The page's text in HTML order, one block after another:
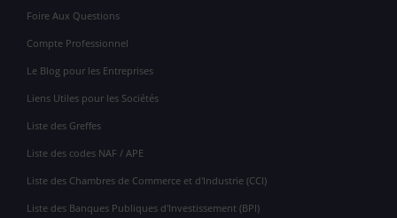
Foire Aux Questions
Compte Professionnel
Le Blog pour les Entreprises
Liens Utiles pour les Sociétés
Liste des Greffes
Liste des codes NAF / APE
Liste des Chambres de Commerce et d'Industrie (CCI)
Liste des Banques Publiques d'Investissement (BPI)